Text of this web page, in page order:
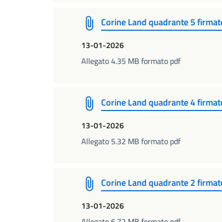
Corine Land quadrante 5
13-01-2026
Allegato 4.35 MB formato pdf
Corine Land quadrante 4
13-01-2026
Allegato 5.32 MB formato pdf
Corine Land quadrante 2
13-01-2026